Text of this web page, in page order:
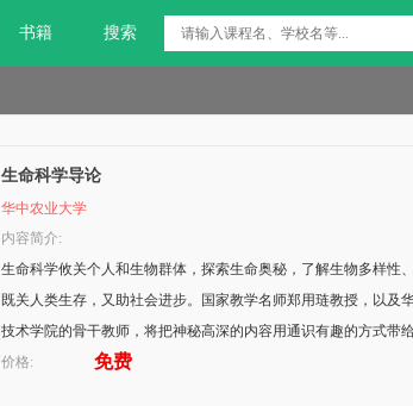
书籍 搜索
生命科学导论
华中农业大学
内容简介:
生命科学攸关个人和生物群体，探索生命奥秘，了解生物多样性
既关人类生存，又助社会进步。国家教学名师郑用琏教授，以及
技术学院的骨干教师，将把神秘高深的内容用通识有趣的方式带给
价格:
免费